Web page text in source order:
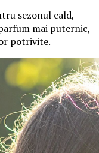
sezonul cald,
mai puternic,
potrivite.